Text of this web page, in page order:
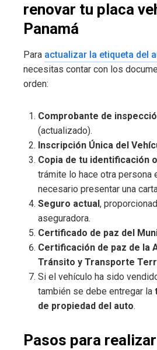
renovar tu placa
Panamá
Para actualizar la etiqueta del
necesitas contar con los
orden:
Comprobante de
(actualizado).
Inscripción Única del
Copia de tu identificación
trámite lo hace otra persona
necesario presentar una
Seguro actual ,
aseguradora.
Certificado de paz del
Certificación de paz de la
Tránsito y Transporte
Si el vehículo ha sido
también se debe entregar la
de propiedad del auto.
Pasos para